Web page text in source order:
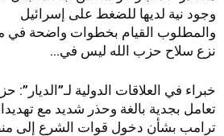
وجود نية لديها للضغط على إسرائيل
والمطلوب القيام بخطوات واضحة في
نزع سلاح حزب الله ليس في...
خبراء في العلاقات الدولية لـ”الديار”:
تعامل بجدية بالغة وحذر شديد مع
ترامب بشأن دخول قوات الشرع إلى